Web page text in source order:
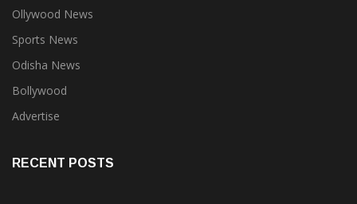
Ollywood News
Sports News
Odisha News
Bollywood
Advertise
RECENT POSTS